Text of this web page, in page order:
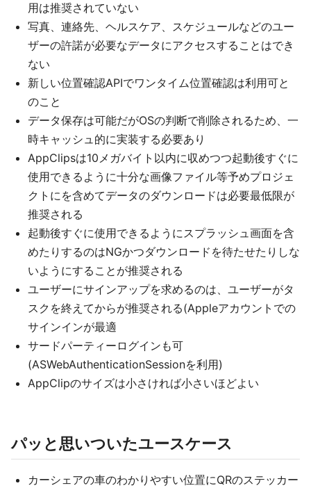
用は推奨されていない
写真、連絡先、ヘルスケア、スケジュールなどのユー
ザーの許諾が必要なデータにアクセスすることはでき
ない
新しい位置確認APIでワンタイム位置確認は利用可と
のこと
データ保存は可能だがOSの判断で削除されるため、一
時キャッシュ的に実装する必要あり
AppClipsは10メガバイト以内に収めつつ起動後すぐに
使用できるように十分な画像ファイル等予めプロジェ
クトにを含めてデータのダウンロードは必要最低限が
推奨される
起動後すぐに使用できるようにスプラッシュ画面を含
めたりするのはNGかつダウンロードを待たせたりしな
いようにすることが推奨される
ユーザーにサインアップを求めるのは、ユーザーがタ
スクを終えてからが推奨される(Appleアカウントでの
サインインが最適
サードパーティーログインも可
(ASWebAuthenticationSessionを利用)
AppClipのサイズは小さければ小さいほどよい
パッと思いついたユースケース
カーシェアの車のわかりやすい位置にQRのステッカー